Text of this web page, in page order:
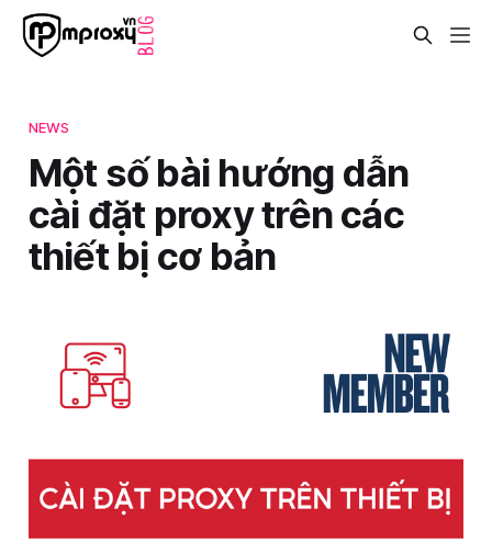
NEWS
Một số bài hướng dẫn
cài đặt proxy trên các
thiết bị cơ bản